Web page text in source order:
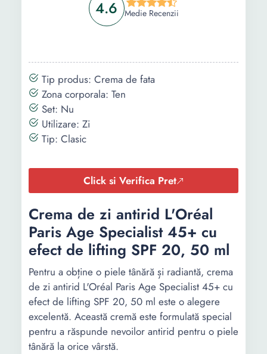
4.6 Medie Recenzii
Tip produs: Crema de fata
Zona corporala: Ten
Set: Nu
Utilizare: Zi
Tip: Clasic
Click si Verifica Pret
Crema de zi antirid L'Oréal
Paris Age Specialist 45+ cu
efect de lifting SPF 20, 50 ml
Pentru a obține o piele tânără și radiantă, crema
de zi antirid L'Oréal Paris Age Specialist 45+ cu
efect de lifting SPF 20, 50 ml este o alegere
excelentă. Această cremă este formulată special
pentru a răspunde nevoilor antirid pentru o piele
tânără la orice vârstă.